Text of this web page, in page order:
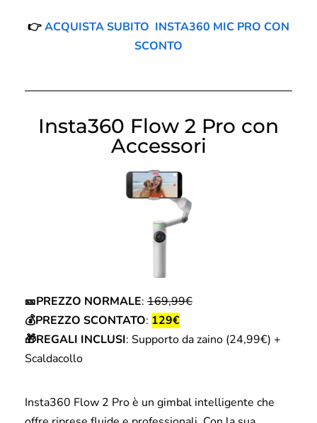
👉ACQUISTA SUBITO INSTA360 MIC PRO CON
SCONTO
Insta360 Flow 2 Pro con
Accessori
🎫PREZZO NORMALE: 169,99€
💰PREZZO SCONTATO: 129€
🎁REGALI INCLUSI: Supporto da zaino (24,99€) +
Scaldacollo
Insta360 Flow 2 Pro è un gimbal intelligente che